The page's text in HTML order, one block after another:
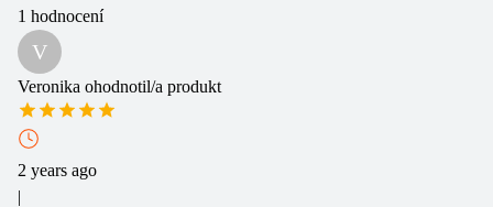
1 hodnocení
V
Veronika ohodnotil/a produkt
2 years ago
|